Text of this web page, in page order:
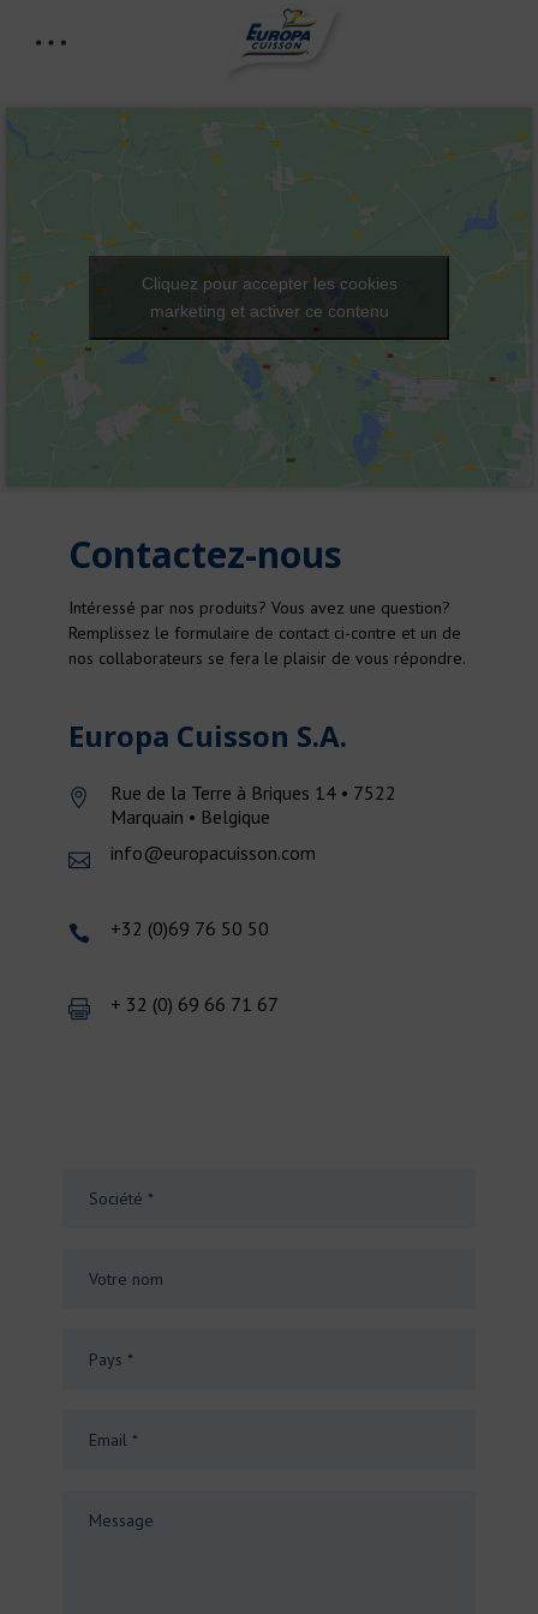
Cliquez pour accepter les cookies
marketing et activer ce contenu
Contactez-nous
Intéressé par nos produits? Vous avez une question?
Remplissez le formulaire de contact ci-contre et un de
nos collaborateurs se fera le plaisir de vous répondre.
Europa Cuisson S.A.
Rue de la Terre à Briques 14 • 7522
Marquain • Belgique
info@europacuisson.com
+32 (0)69 76 50 50
+ 32 (0) 69 66 71 67